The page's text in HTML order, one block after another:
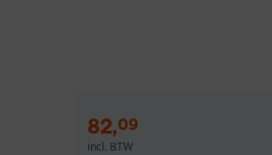
82,09
incl. BTW